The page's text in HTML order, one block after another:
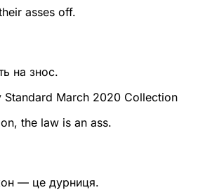
asses off.
на знос.
March 2020 Collection
the law is an ass.
— це дурниця.